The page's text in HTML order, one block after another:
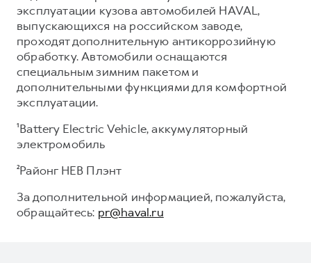
эксплуатации кузова автомобилей HAVAL,
выпускающихся на российском заводе,
проходят дополнительную антикоррозийную
обработку. Автомобили оснащаются
специальным зимним пакетом и
дополнительными функциями для комфортной
эксплуатации.
¹Battery Electric Vehicle, аккумуляторный
электромобиль
²Районг НЕВ Плэнт
За дополнительной информацией, пожалуйста,
обращайтесь: pr@haval.ru